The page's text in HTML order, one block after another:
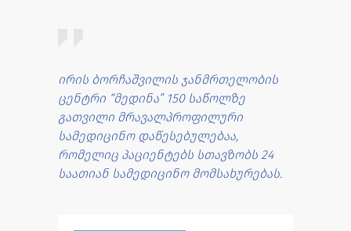
ირის ბორჩაშვილის ჯანმრთელობის
ცენტრი “მედინა” 150 საწოლზე
გათვილი მრავალპროფილური
სამედიცინო დაწესებულებაა,
რომელიც პაციენტებს სთავზობს 24
საათიან სამედიცინო მომსახურებას.